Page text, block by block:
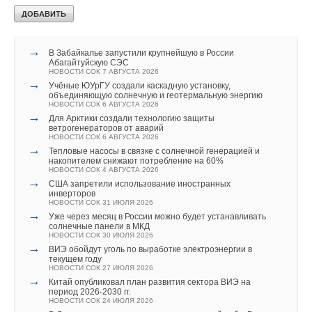
Читайте по теме:
→
В Забайкалье запустили крупнейшую в России
Абагайтуйскую СЭС
НОВОСТИ СОК 7 АВГУСТА 2026
→
Учёные ЮУрГУ создали каскадную установку,
объединяющую солнечную и геотермальную энергию
НОВОСТИ СОК 6 АВГУСТА 2026
→
Для Арктики создали технологию защиты
ветрогенераторов от аварий
НОВОСТИ СОК 6 АВГУСТА 2026
→
Тепловые насосы в связке с солнечной генерацией и
накопителем снижают потребление на 60%
НОВОСТИ СОК 4 АВГУСТА 2026
→
США запретили использование иностранных
инверторов
НОВОСТИ СОК 31 ИЮЛЯ 2026
→
Уже через месяц в России можно будет устанавливать
солнечные панели в МКД
НОВОСТИ СОК 30 ИЮЛЯ 2026
→
ВИЭ обойдут уголь по выработке электроэнергии в
текущем году
НОВОСТИ СОК 27 ИЮЛЯ 2026
→
Китай опубликовал план развития сектора ВИЭ на
период 2026-2030 гг.
НОВОСТИ СОК 24 ИЮЛЯ 2026